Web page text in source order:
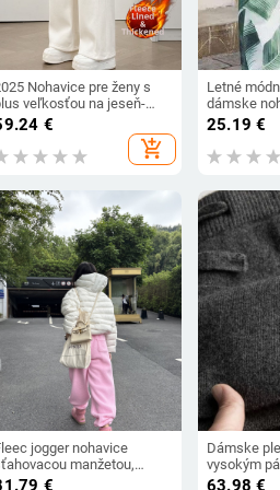
Nohavice pre ženy s
veľkosťou na jeseň-
flísová podšívka,
hrubé, rovný strih, elastický
model 9135
€
add_shopping_cart
Letné
dámske
potlačené,
elastické
25.19 €
jogger nohavice
manžetou,
pás, hrubý zimný
€
Dámske
vysokým
vlneno-
63.98 €